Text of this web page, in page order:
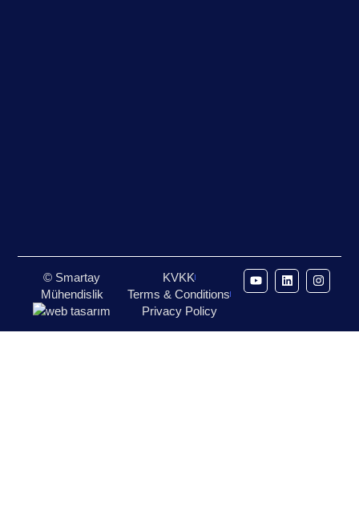
© Smartay
Mühendislik
KVKK
Terms & Conditions
Privacy Policy